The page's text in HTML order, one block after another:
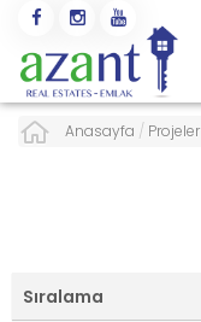
Anasayfa / Projeler
Sıralama